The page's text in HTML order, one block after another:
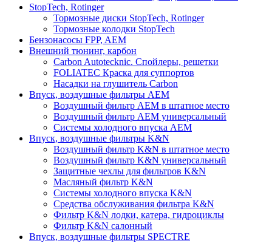
StopTech, Rotinger
Тормозные диски StopTech, Rotinger
Тормозные колодки StopTech
Бензонасосы FPP, AEM
Внешний тюнинг, карбон
Carbon Autotecknic. Спойлеры, решетки
FOLIATEC Краска для суппортов
Насадки на глушитель Carbon
Впуск, воздушные фильтры AEM
Воздушный фильтр AEM в штатное место
Воздушный фильтр AEM универсальный
Системы холодного впуска AEM
Впуск, воздушные фильтры K&N
Воздушный фильтр K&N в штатное место
Воздушный фильтр K&N универсальный
Защитные чехлы для фильтров K&N
Масляный фильтр K&N
Системы холодного впуска K&N
Средства обслуживания фильтра K&N
Фильтр K&N лодки, катера, гидроциклы
Фильтр K&N салонный
Впуск, воздушные фильтры SPECTRE